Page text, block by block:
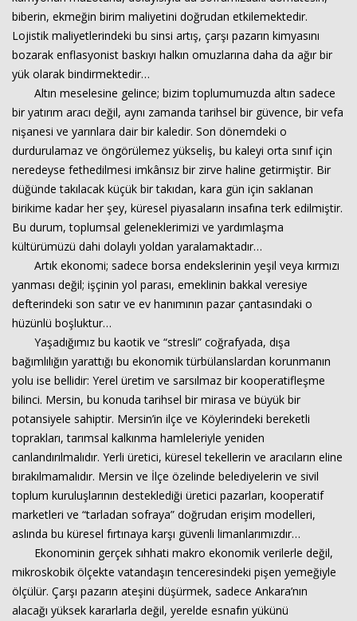
biberin, ekmeğin birim maliyetini doğrudan etkilemektedir.
Lojistik maliyetlerindeki bu sinsi artış, çarşı pazarın kimyasını
bozarak enflasyonist baskıyı halkın omuzlarına daha da ağır bir
yük olarak bindirmektedir…
Altın meselesine gelince; bizim toplumumuzda altın sadece
bir yatırım aracı değil, aynı zamanda tarihsel bir güvence, bir vefa
nişanesi ve yarınlara dair bir kaledir. Son dönemdeki o
durdurulamaz ve öngörülemez yükseliş, bu kaleyi orta sınıf için
neredeyse fethedilmesi imkânsız bir zirve haline getirmiştir. Bir
düğünde takılacak küçük bir takıdan, kara gün için saklanan
birikime kadar her şey, küresel piyasaların insafına terk edilmiştir.
Bu durum, toplumsal geleneklerimizi ve yardımlaşma
kültürümüzü dahi dolaylı yoldan yaralamaktadır…
Artık ekonomi; sadece borsa endekslerinin yeşil veya kırmızı
yanması değil; işçinin yol parası, emeklinin bakkal veresiye
defterindeki son satır ve ev hanımının pazar çantasındaki o
hüzünlü boşluktur…
Yaşadığımız bu kaotik ve “stresli” coğrafyada, dışa
bağımlılığın yarattığı bu ekonomik türbülanslardan korunmanın
yolu ise bellidir: Yerel üretim ve sarsılmaz bir kooperatifleşme
bilinci. Mersin, bu konuda tarihsel bir mirasa ve büyük bir
potansiyele sahiptir. Mersin’in ilçe ve Köylerindeki bereketli
toprakları, tarımsal kalkınma hamleleriyle yeniden
canlandırılmalıdır. Yerli üretici, küresel tekellerin ve aracıların eline
bırakılmamalıdır. Mersin ve İlçe özelinde belediyelerin ve sivil
toplum kuruluşlarının desteklediği üretici pazarları, kooperatif
marketleri ve “tarladan sofraya” doğrudan erişim modelleri,
aslında bu küresel fırtınaya karşı güvenli limanlarımızdır…
Ekonominin gerçek sıhhati makro ekonomik verilerle değil,
mikroskobik ölçekte vatandaşın tenceresindeki pişen yemeğiyle
ölçülür. Çarşı pazarın ateşini düşürmek, sadece Ankara’nın
alacağı yüksek kararlarla değil, yerelde esnafın yükünü
Haberin Doğru Adresi.